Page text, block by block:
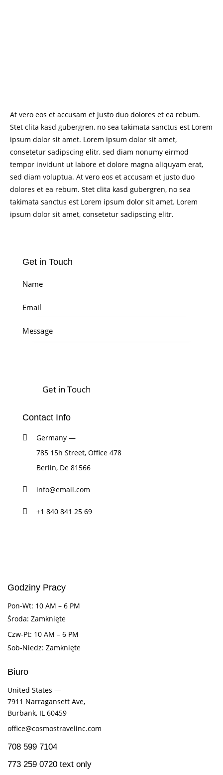
At vero eos et accusam et justo duo dolores et ea rebum.
Stet clita kasd gubergren, no sea takimata sanctus est Lorem
ipsum dolor sit amet. Lorem ipsum dolor sit amet,
consetetur sadipscing elitr, sed diam nonumy eirmod
tempor invidunt ut labore et dolore magna aliquyam erat,
sed diam voluptua. At vero eos et accusam et justo duo
dolores et ea rebum. Stet clita kasd gubergren, no sea
takimata sanctus est Lorem ipsum dolor sit amet. Lorem
ipsum dolor sit amet, consetetur sadipscing elitr.
Get in Touch
Contact Info
Germany —
785 15h Street, Office 478
Berlin, De 81566
info@email.com
+1 840 841 25 69
Godziny Pracy
Pon-Wt: 10 AM – 6 PM
Środa: Zamknięte
Czw-Pt: 10 AM – 6 PM
Sob-Niedz: Zamknięte
Biuro
United States —
7911 Narragansett Ave,
Burbank, IL 60459
office@cosmostravelinc.com
708 599 7104
773 259 0720 text only